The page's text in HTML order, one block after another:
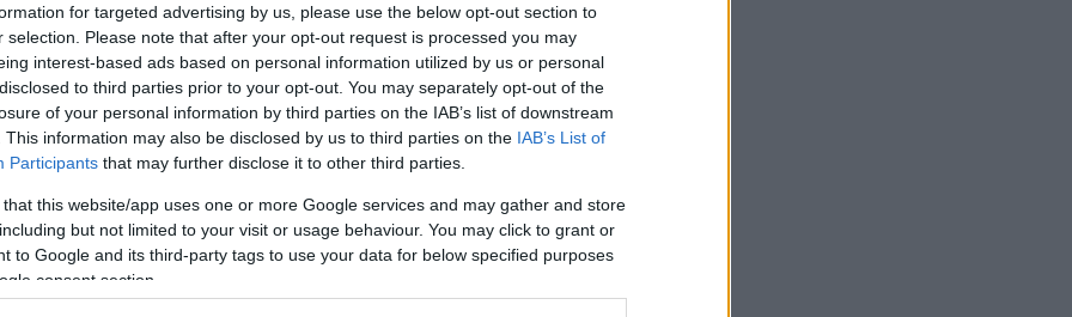
for targeted advertising by us, please use the below opt-out section to
selection. Please note that after your opt-out request is processed you may
interest-based ads based on personal information utilized by us or personal
to third parties prior to your opt-out. You may separately opt-out of the
of your personal information by third parties on the IAB’s list of downstream
This information may also be disclosed by us to third parties on the IAB’s List of
Participants that may further disclose it to other third parties.
that this website/app uses one or more Google services and may gather and store
but not limited to your visit or usage behaviour. You may click to grant or
to Google and its third-party tags to use your data for below specified purposes
consent section.
rezydualna wszystkich
plug-in spadła w tym samym
Innymi słowy, problem
jednak w
znacznie bardziej widoczny.
dotyczące trzyletnich
auta benzynowe zachowują
diesle 59,3 procent,